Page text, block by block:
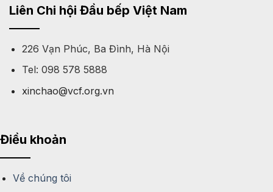
Liên Chi hội Đầu bếp Việt Nam
226 Vạn Phúc, Ba Đình, Hà Nội
Tel: 098 578 5888
xinchao@vcf.org.vn
Điều khoản
Về chúng tôi